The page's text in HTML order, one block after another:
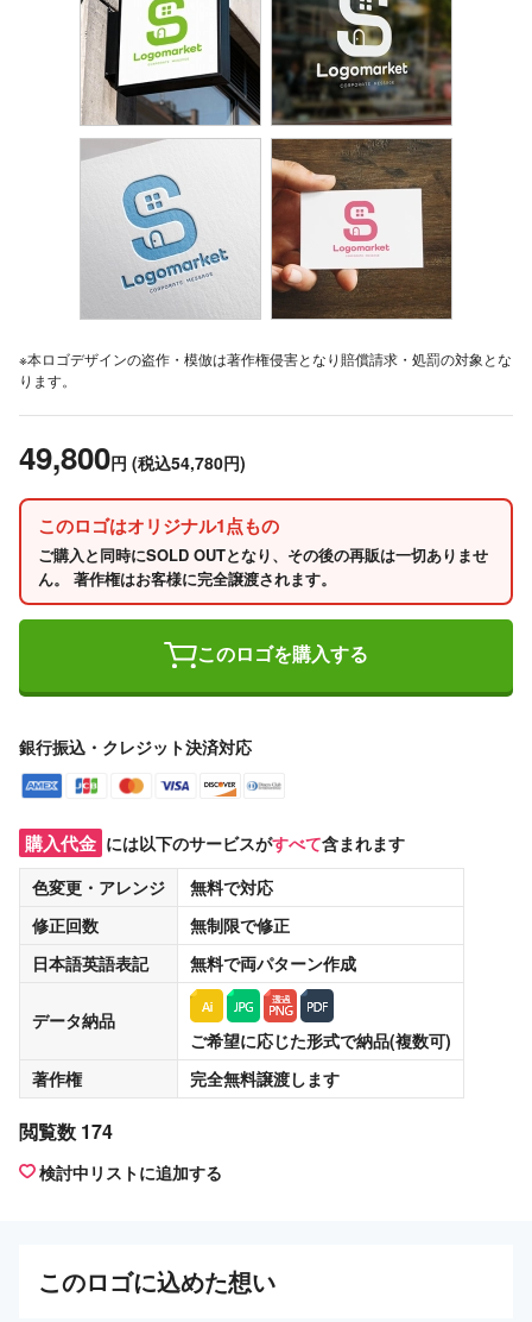
※本ロゴデザインの盗作・模倣は著作権侵害となり賠償請求・処罰の対象とな
ります。
49,800円 (税込54,780円)
このロゴはオリジナル1点もの
ご購入と同時にSOLD OUTとなり、その後の再販は一切ありませ
ん。 著作権はお客様に完全譲渡されます。
このロゴを購入する
銀行振込・クレジット決済対応
購入代金 には以下のサービスがすべて含まれます
色変更・アレンジ
無料で対応
修正回数
無制限で修正
日本語英語表記
無料で両パターン作成
データ納品
ご希望に応じた形式で納品(複数可)
著作権
完全無料譲渡します
閲覧数 174
検討中リストに追加する
このロゴに込めた想い